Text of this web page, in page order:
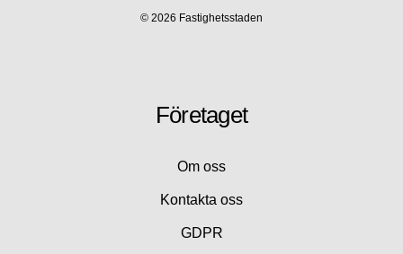
© 2026 Fastighetsstaden
Företaget
Om oss
Kontakta oss
GDPR